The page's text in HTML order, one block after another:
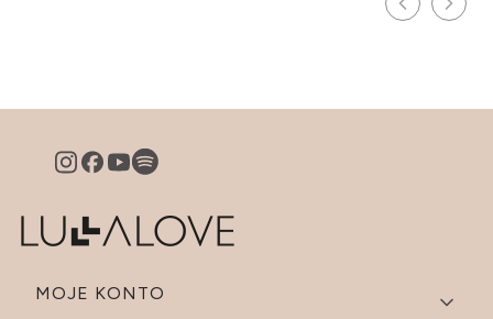
Linki w stopce
MOJE KONTO